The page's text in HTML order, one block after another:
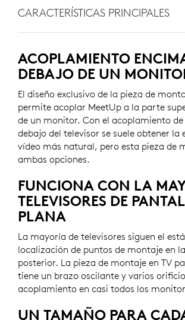
CARACTERÍSTICAS PRINCIPALES
ACOPLAMIENTO
DEBAJO DE UN
El diseño exclusivo de la pieza de
permite acoplar MeetUp a la parte
de un monitor. Con el acoplamiento
debajo del televisor se suele obtener la
vídeo más natural, pero esta pieza de
ambas opciones.
FUNCIONA CON LA
TELEVISORES DE
PLANA
La mayoría de televisores siguen el
localización de puntos de montaje en
posterior. La pieza de montaje en TV
tiene un brazo oscilante y varios
acoplamiento en casi todos los
UN TAMAÑO PARA